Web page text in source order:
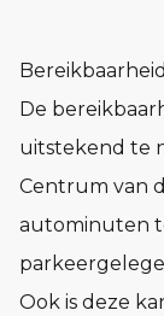
Bereikbaarheid
De
uitstekend te
Centrum van
autominuten
Ook is deze